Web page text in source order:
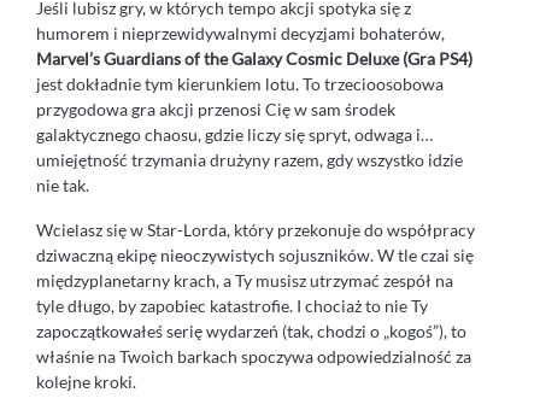
Jeśli lubisz gry, w których tempo akcji spotyka się z
humorem i nieprzewidywalnymi decyzjami bohaterów,
Marvel’s Guardians of the Galaxy Cosmic Deluxe (Gra PS4)
jest dokładnie tym kierunkiem lotu. To trzecioosobowa
przygodowa gra akcji przenosi Cię w sam środek
galaktycznego chaosu, gdzie liczy się spryt, odwaga i…
umiejętność trzymania drużyny razem, gdy wszystko idzie
nie tak.
Wcielasz się w Star-Lorda, który przekonuje do współpracy
dziwaczną ekipę nieoczywistych sojuszników. W tle czai się
międzyplanetarny krach, a Ty musisz utrzymać zespół na
tyle długo, by zapobiec katastrofie. I chociaż to nie Ty
zapoczątkowałeś serię wydarzeń (tak, chodzi o „kogoś”), to
właśnie na Twoich barkach spoczywa odpowiedzialność za
kolejne kroki.